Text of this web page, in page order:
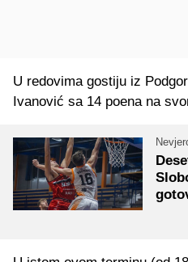
U redovima gostiju iz
Ivanović sa 14 poena na